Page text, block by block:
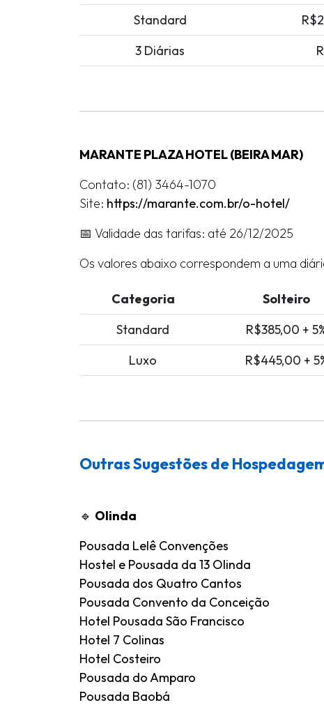
Standard
3 Diárias
MARANTE PLAZA HOTEL (BEIRA MAR)
Contato: (81) 3464-1070
Site: https://marante.com.br/o-hotel/
📅 Validade das tarifas: até 26/12/2025
Os valores abaixo correspondem a uma
Categoria Solteiro
Standard
R$385,00 +
Luxo
R$445,00 +
Outras Sugestões de
🔹 Olinda
Pousada Lelê Convenções
Hostel e Pousada da 13 Olinda
Pousada dos Quatro Cantos
Pousada Convento da Conceição
Hotel Pousada São Francisco
Hotel 7 Colinas
Hotel Costeiro
Pousada do Amparo
Pousada Baobá